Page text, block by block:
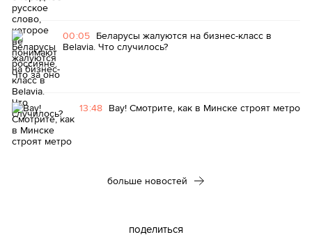
00:05 Беларусы жалуются на бизнес-класс в
Belavia. Что случилось?
13:48 Вау! Смотрите, как в Минске строят метро
больше новостей
поделиться